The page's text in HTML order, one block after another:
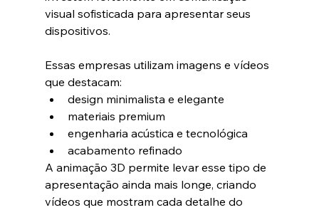
visual sofisticada para apresentar seus
dispositivos.
Essas empresas utilizam imagens e vídeos
que destacam:
design minimalista e elegante
materiais premium
engenharia acústica e tecnológica
acabamento refinado
A animação 3D permite levar esse tipo de
apresentação ainda mais longe, criando
vídeos que mostram cada detalhe do